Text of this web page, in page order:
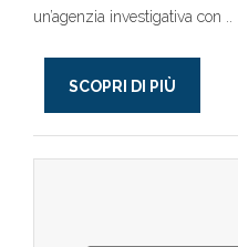
un’agenzia investigativa con ..
SCOPRI DI PIÙ